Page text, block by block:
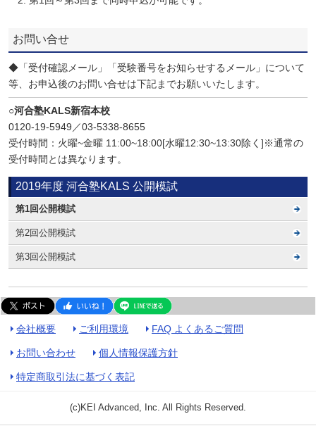
お問い合せ
◆「受付確認メール」「受験番号をお知らせするメール」について
等、お申込後のお問い合せは下記までお願いいたします。
○河合塾KALS新宿本校
0120-19-5949／03‐5338‐8655
受付時間：火曜~金曜 11:00~18:00[水曜12:30~13:30除く]※通常の
受付時間とは異なります。
2019年度 河合塾KALS 公開模試
第1回公開模試
第2回公開模試
第3回公開模試
会社概要 ご利用環境 FAQ よくあるご質問
お問い合わせ 個人情報保護方針
特定商取引法に基づく表記
(c)KEI Advanced, Inc. All Rights Reserved.